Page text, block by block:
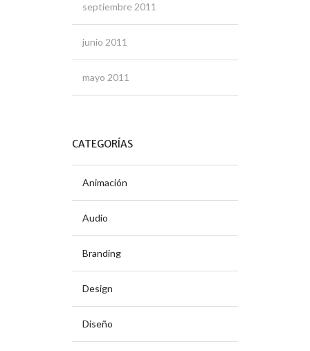
septiembre 2011
junio 2011
mayo 2011
CATEGORÍAS
Animación
Audio
Branding
Design
Diseño